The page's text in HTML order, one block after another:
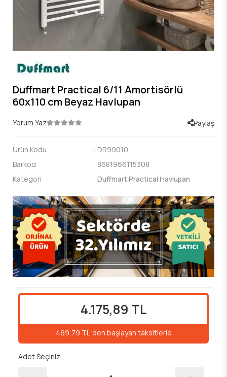
Duffmart Practical 6/11 Amortisörlü
60x110 cm Beyaz Havlupan
Yorum Yaz Paylaş
Ürün Kodu : DR99010
Barkod
: 8681966115308
Kategori
: Duffmart Practical Havlupan
4.175,89 TL
469,79 TL 'den başlayan taksitlerle
Adet Seçiniz